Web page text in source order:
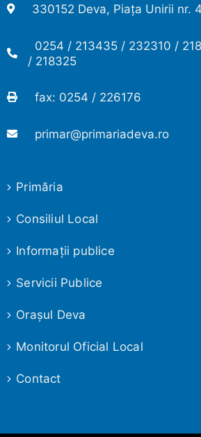
330152 Deva, Piața Unirii nr. 4
0254 / 213435 / 232310 /
/ 218325
fax: 0254 / 226176
primar@primariadeva.ro
Primăria
Consiliul Local
Informaţii publice
Servicii Publice
Oraşul Deva
Monitorul Oficial Local
Contact